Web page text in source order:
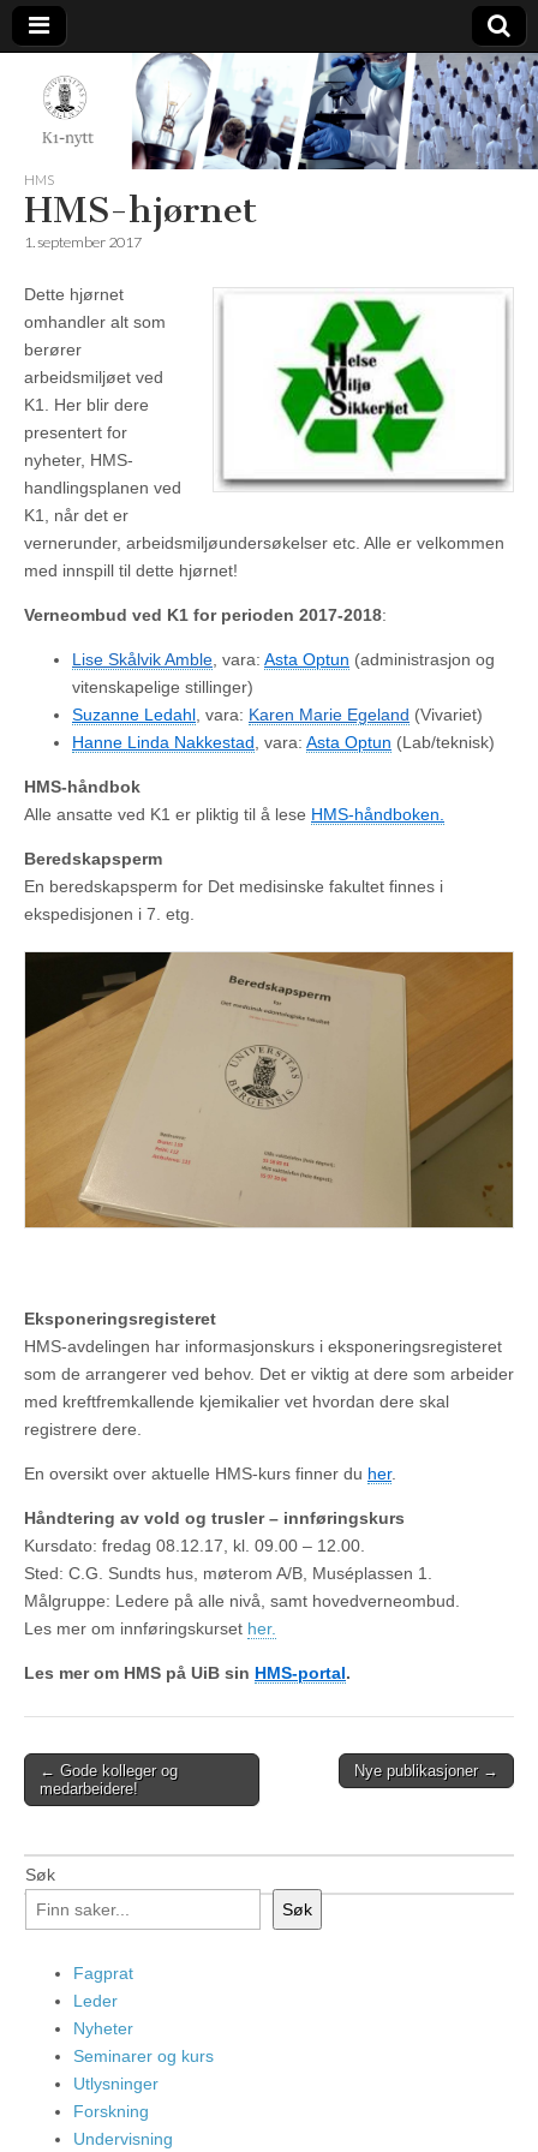
K1-
Nytt
HMS
HMS-hjørnet
1. september 2017
Dette hjørnet
omhandler alt som
berører
arbeidsmiljøet ved
K1. Her blir dere
presentert for
nyheter, HMS-
handlingsplanen ved
K1, når det er
vernerunder, arbeidsmiljøundersøkelser etc. Alle er velkommen
med innspill til dette hjørnet!
Verneombud ved K1 for perioden 2017-2018:
Lise Skålvik Amble, vara: Asta Optun (administrasjon og
vitenskapelige stillinger)
Suzanne Ledahl, vara: Karen Marie Egeland (Vivariet)
Hanne Linda Nakkestad, vara: Asta Optun (Lab/teknisk)
HMS-håndbok
Alle ansatte ved K1 er pliktig til å lese HMS-håndboken.
Beredskapsperm
En beredskapsperm for Det medisinske fakultet finnes i
ekspedisjonen i 7. etg.
Eksponeringsregisteret
HMS-avdelingen har informasjonskurs i eksponeringsregisteret
som de arrangerer ved behov. Det er viktig at dere som arbeider
med kreftfremkallende kjemikalier vet hvordan dere skal
registrere dere.
En oversikt over aktuelle HMS-kurs finner du her.
Håndtering av vold og trusler – innføringskurs
Kursdato: fredag 08.12.17, kl. 09.00 – 12.00.
Sted: C.G. Sundts hus, møterom A/B, Muséplassen 1.
Målgruppe: Ledere på alle nivå, samt hovedverneombud.
Les mer om innføringskurset her.
Les mer om HMS på UiB sin HMS-portal.
Post
navigation
← Gode kolleger og
medarbeidere!
Nye publikasjoner →
Søk
Søk
Fagprat
Leder
Nyheter
Seminarer og kurs
Utlysninger
Forskning
Undervisning